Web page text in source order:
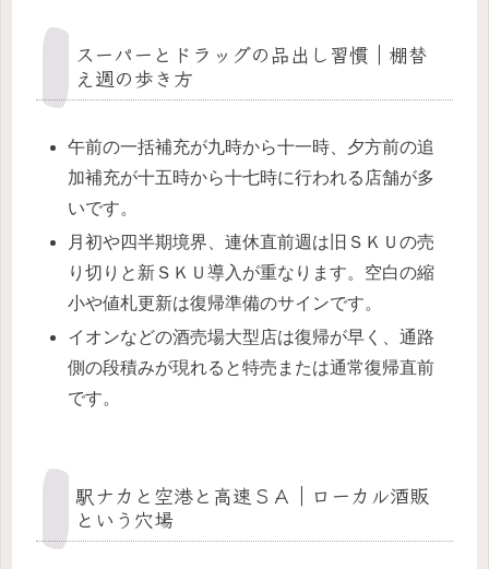
スーパーとドラッグの品出し習慣｜棚替
え週の歩き方
午前の一括補充が九時から十一時、夕方前の追
加補充が十五時から十七時に行われる店舗が多
いです。
月初や四半期境界、連休直前週は旧ＳＫＵの売
り切りと新ＳＫＵ導入が重なります。空白の縮
小や値札更新は復帰準備のサインです。
イオンなどの酒売場大型店は復帰が早く、通路
側の段積みが現れると特売または通常復帰直前
です。
駅ナカと空港と高速ＳＡ｜ローカル酒販
という穴場